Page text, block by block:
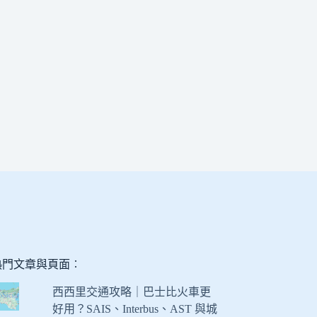
文章與頁面︰
西西里交通攻略｜巴士比火車更
好用？SAIS、Interbus、AST 與城